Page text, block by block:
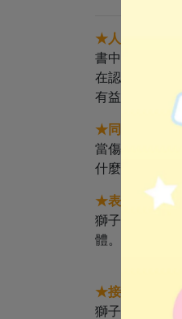
★人際互動
書中的獅子國
在認識朋友的
有益於身心健
★同理心
當傷心的獅子
什麼會悲傷。
★表達善意
獅子國王想要
體。本書引導
★接納包容
獅子國王有著